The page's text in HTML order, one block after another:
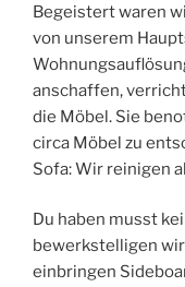
Begeistert waren
von unserem
anschaffen,
die Möbel. Sie
circa Möbel zu
Sofa: Wir reinigen
Du haben musst
bewerkstelligen
einbringen